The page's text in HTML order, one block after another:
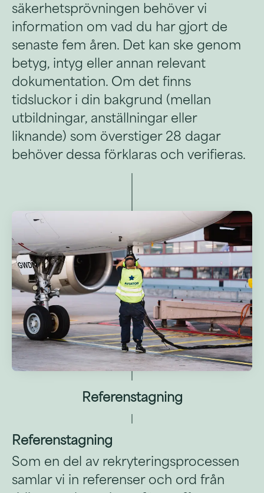
säkerhetsprövningen behöver vi
information om vad du har gjort de
senaste fem åren. Det kan ske genom
betyg, intyg eller annan relevant
dokumentation. Om det finns
tidsluckor i din bakgrund (mellan
utbildningar, anställningar eller
liknande) som överstiger 28 dagar
behöver dessa förklaras och verifieras.
Referenstagning
Referenstagning
Som en del av rekryteringsprocessen
samlar vi in referenser och ord från